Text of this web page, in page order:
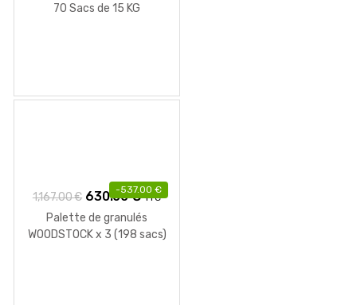
initial
actuel
70 Sacs de 15 KG
-537.00 €
1,167.00€ Le
prix
initial
630.00€Le
prix
actuel
TTC
Palette de granulés
WOODSTOCK x 3 (198 sacs)